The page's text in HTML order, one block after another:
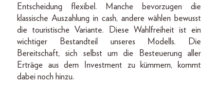
Entscheidung flexibel. Manche bevorzugen die
klassische Auszahlung in cash, andere wählen bewusst
die touristische Variante. Diese Wahlfreiheit ist ein
wichtiger Bestandteil unseres Modells. Die
Bereitschaft, sich selbst um die Besteuerung aller
Erträge aus dem Investment zu kümmern, kommt
dabei noch hinzu.